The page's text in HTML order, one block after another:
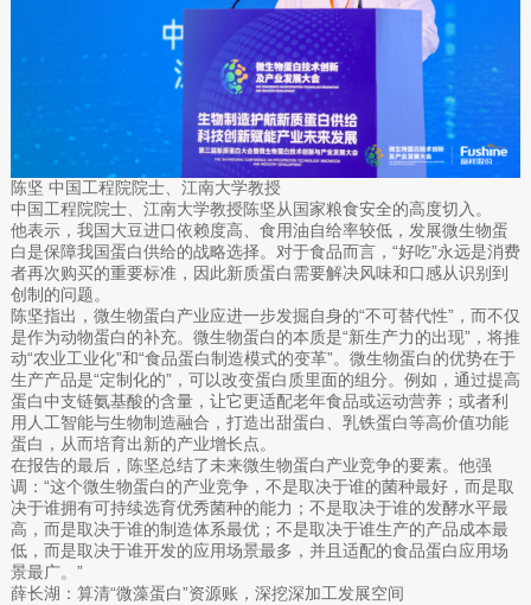
陈坚 中国工程院院士、江南大学教授
中国工程院院士、江南大学教授陈坚从国家粮食安全的高度切入。
他表示，我国大豆进口依赖度高、食用油自给率较低，发展微生物蛋
白是保障我国蛋白供给的战略选择。对于食品而言，“好吃”永远是消费
者再次购买的重要标准，因此新质蛋白需要解决风味和口感从识别到
创制的问题。
陈坚指出，微生物蛋白产业应进一步发掘自身的“不可替代性”，而不仅
是作为动物蛋白的补充。微生物蛋白的本质是“新生产力的出现”，将推
动“农业工业化”和“食品蛋白制造模式的变革”。微生物蛋白的优势在于
生产产品是“定制化的”，可以改变蛋白质里面的组分。例如，通过提高
蛋白中支链氨基酸的含量，让它更适配老年食品或运动营养；或者利
用人工智能与生物制造融合，打造出甜蛋白、乳铁蛋白等高价值功能
蛋白，从而培育出新的产业增长点。
在报告的最后，陈坚总结了未来微生物蛋白产业竞争的要素。他强
调：“这个微生物蛋白的产业竞争，不是取决于谁的菌种最好，而是取
决于谁拥有可持续选育优秀菌种的能力；不是取决于谁的发酵水平最
高，而是取决于谁的制造体系最优；不是取决于谁生产的产品成本最
低，而是取决于谁开发的应用场景最多，并且适配的食品蛋白应用场
景最广。”
薛长湖：算清“微藻蛋白”资源账，深挖深加工发展空间